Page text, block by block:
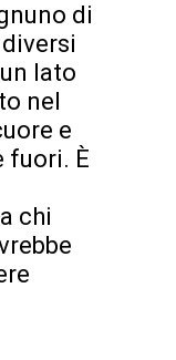
di
lato
nel
e
fuori. È
chi